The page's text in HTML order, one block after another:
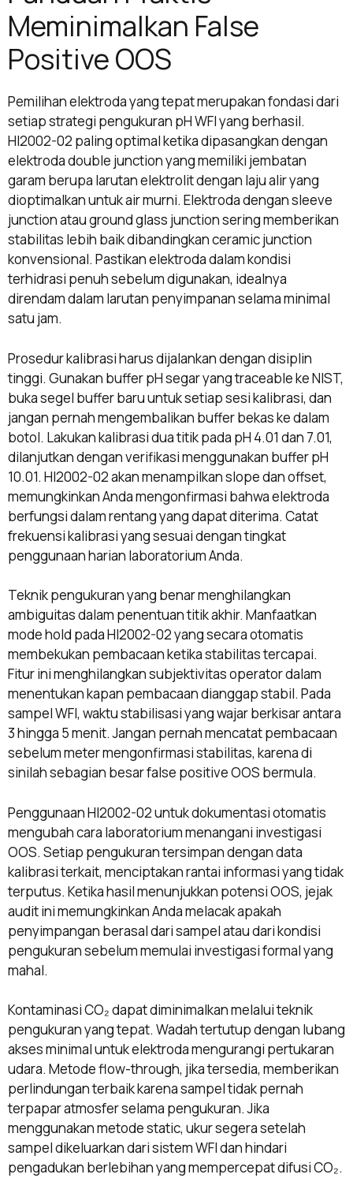
Meminimalkan False
Positive OOS
Pemilihan elektroda yang tepat merupakan fondasi dari
setiap strategi pengukuran pH WFI yang berhasil.
HI2002-02 paling optimal ketika dipasangkan dengan
elektroda double junction yang memiliki jembatan
garam berupa larutan elektrolit dengan laju alir yang
dioptimalkan untuk air murni. Elektroda dengan sleeve
junction atau ground glass junction sering memberikan
stabilitas lebih baik dibandingkan ceramic junction
konvensional. Pastikan elektroda dalam kondisi
terhidrasi penuh sebelum digunakan, idealnya
direndam dalam larutan penyimpanan selama minimal
satu jam.
Prosedur kalibrasi harus dijalankan dengan disiplin
tinggi. Gunakan buffer pH segar yang traceable ke NIST,
buka segel buffer baru untuk setiap sesi kalibrasi, dan
jangan pernah mengembalikan buffer bekas ke dalam
botol. Lakukan kalibrasi dua titik pada pH 4.01 dan 7.01,
dilanjutkan dengan verifikasi menggunakan buffer pH
10.01. HI2002-02 akan menampilkan slope dan offset,
memungkinkan Anda mengonfirmasi bahwa elektroda
berfungsi dalam rentang yang dapat diterima. Catat
frekuensi kalibrasi yang sesuai dengan tingkat
penggunaan harian laboratorium Anda.
Teknik pengukuran yang benar menghilangkan
ambiguitas dalam penentuan titik akhir. Manfaatkan
mode hold pada HI2002-02 yang secara otomatis
membekukan pembacaan ketika stabilitas tercapai.
Fitur ini menghilangkan subjektivitas operator dalam
menentukan kapan pembacaan dianggap stabil. Pada
sampel WFI, waktu stabilisasi yang wajar berkisar antara
3 hingga 5 menit. Jangan pernah mencatat pembacaan
sebelum meter mengonfirmasi stabilitas, karena di
sinilah sebagian besar false positive OOS bermula.
Penggunaan HI2002-02 untuk dokumentasi otomatis
mengubah cara laboratorium menangani investigasi
OOS. Setiap pengukuran tersimpan dengan data
kalibrasi terkait, menciptakan rantai informasi yang tidak
terputus. Ketika hasil menunjukkan potensi OOS, jejak
audit ini memungkinkan Anda melacak apakah
penyimpangan berasal dari sampel atau dari kondisi
pengukuran sebelum memulai investigasi formal yang
mahal.
Kontaminasi CO₂ dapat diminimalkan melalui teknik
pengukuran yang tepat. Wadah tertutup dengan lubang
akses minimal untuk elektroda mengurangi pertukaran
udara. Metode flow-through, jika tersedia, memberikan
perlindungan terbaik karena sampel tidak pernah
terpapar atmosfer selama pengukuran. Jika
menggunakan metode static, ukur segera setelah
sampel dikeluarkan dari sistem WFI dan hindari
pengadukan berlebihan yang mempercepat difusi CO₂.